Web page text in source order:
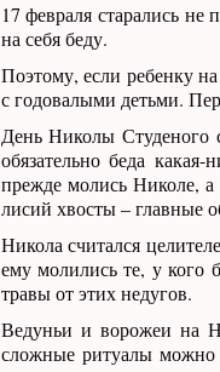
17 февраля старались не
на себя беду.
Поэтому, если ребенку
с годовалыми детьми.
День Николы Студеного
обязательно беда
прежде молись Николе,
лисий хвосты – главные
Никола считался
ему молились те, у кого
травы от этих недугов.
Ведуньи и ворожеи на
сложные ритуалы